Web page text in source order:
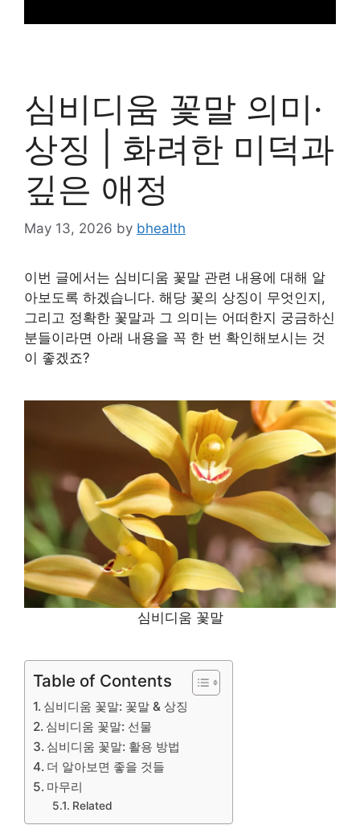
심비디움 꽃말 의미·
상징 | 화려한 미덕과
깊은 애정
May 13, 2026 by bhealth
이번 글에서는 심비디움 꽃말 관련 내용에 대해 알
아보도록 하겠습니다. 해당 꽃의 상징이 무엇인지,
그리고 정확한 꽃말과 그 의미는 어떠한지 궁금하신
분들이라면 아래 내용을 꼭 한 번 확인해보시는 것
이 좋겠죠?
심비디움 꽃말
Table of Contents
심비디움 꽃말: 꽃말 & 상징
심비디움 꽃말: 선물
심비디움 꽃말: 활용 방법
더 알아보면 좋을 것들
마무리
Related